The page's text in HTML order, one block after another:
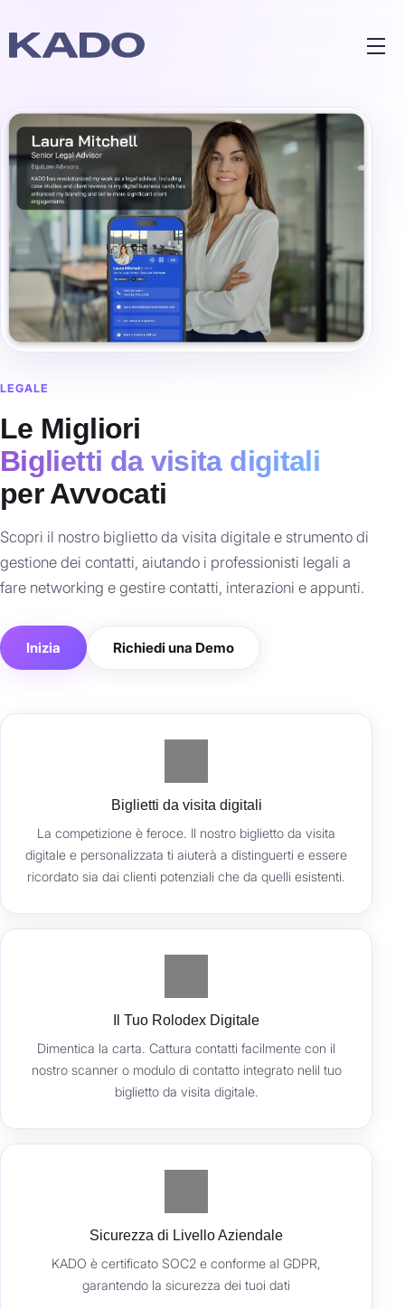
LEGALE
Le Migliori
Biglietti da visita digitali
per Avvocati
Scopri il nostro biglietto da visita digitale e strumento di
gestione dei contatti, aiutando i professionisti legali a
fare networking e gestire contatti, interazioni e appunti.
Inizia Richiedi una Demo
Biglietti da visita digitali
La competizione è feroce. Il nostro biglietto da visita
digitale e personalizzata ti aiuterà a distinguerti e essere
ricordato sia dai clienti potenziali che da quelli esistenti.
Il Tuo Rolodex Digitale
Dimentica la carta. Cattura contatti facilmente con il
nostro scanner o modulo di contatto integrato nelil tuo
biglietto da visita digitale.
Sicurezza di Livello Aziendale
KADO è certificato SOC2 e conforme al GDPR,
garantendo la sicurezza dei tuoi dati